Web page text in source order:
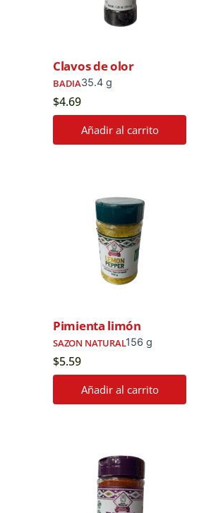
Clavos de olor
BADIA35.4 g
$4.69
Añadir al carrito
Pimienta limón
SAZON NATURAL156 g
$5.59
Añadir al carrito